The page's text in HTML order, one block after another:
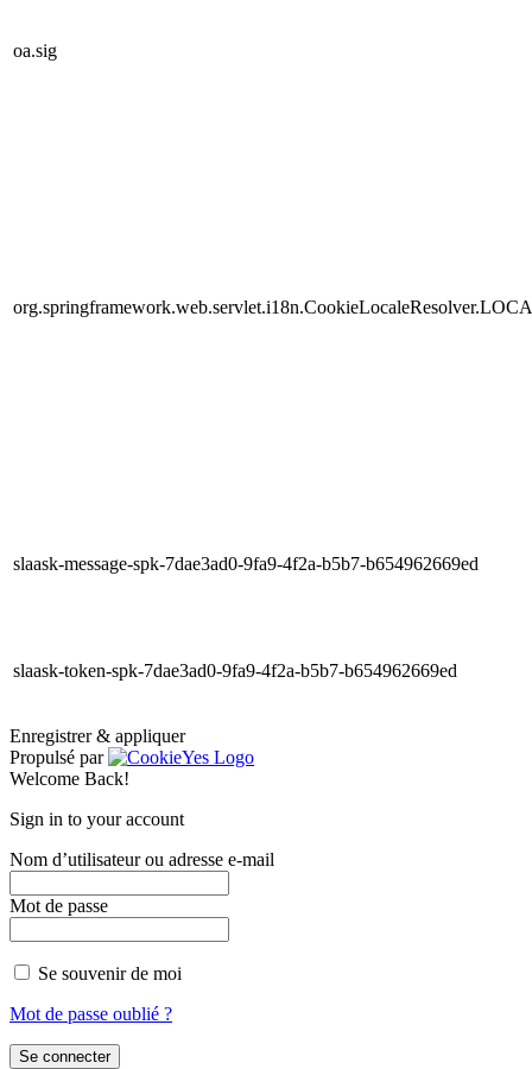
oa.sig
slaask-message-spk-7dae3ad0-9fa9-4f2a-b5b7-b654962669ed
slaask-token-spk-7dae3ad0-9fa9-4f2a-b5b7-b654962669ed
Enregistrer & appliquer
Propulsé par
Welcome Back!
Sign in to your account
Nom d’utilisateur ou adresse e-mail
Mot de passe
Se souvenir de moi
Mot de passe oublié ?